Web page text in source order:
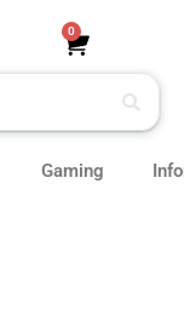
0
Cart
Gaming